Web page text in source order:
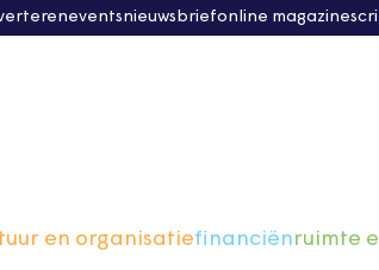
eventsnieuwsbriefonline magazine
en organisatiefinanciënruimte